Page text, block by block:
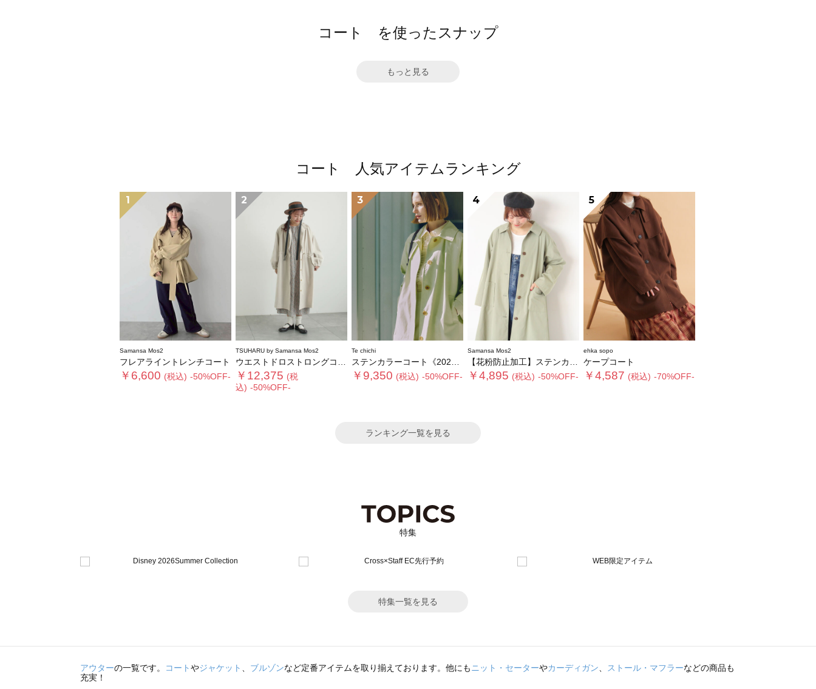
コート を使ったスナップ
もっと見る
コート 人気アイテムランキング
1
Samansa Mos2
フレアライントレンチコート
￥6,600 (税込) -50%OFF-
2
TSUHARU by Samansa Mos2
ウエストドロストロングコート
￥12,375 (税
込) -50%OFF-
3
Te chichi
ステンカラーコート《2026 spring catalog item》
￥9,350 (税込) -50%OFF-
4
Samansa Mos2
【花粉防止加工】ステンカラーコート
￥4,895 (税込) -50%OFF-
5
ehka sopo
ケープコート
￥4,587 (税込) -70%OFF-
ランキング一覧を見る
特集
特集一覧を見る
アウターの一覧です。 コートやジャケット 、 ブルゾンなど定番アイテムを取り揃えております。他にもニット・セーターやカーディガン、 ストール・マフラーなどの商品も
充実！